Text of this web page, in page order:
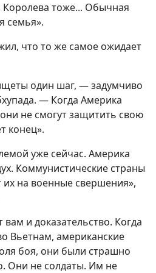
тоже... Обычная
семья».
что то же самое ожидает
один шаг, — задумчиво
— Когда Америка
не смогут защитить свою
конец».
уже сейчас. Америка
Коммунистические страны
на военные свершения»,
и доказательство. Когда
Вьетнам, американские
боя, они были страшно
Они не солдаты. Им не